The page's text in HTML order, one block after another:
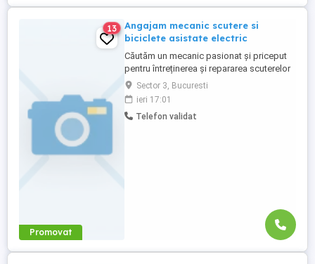
Promovat
13
Angajam mecanic scutere si
biciclete asistate electric
Căutăm un mecanic pasionat și priceput
pentru întreținerea și repararea scuterelor
și bicicletelor asistate electric. Cerințe:
Experiență în domeniu (avantaj, dar nu
obligatoriu dacă există dorință de
învățare) Cunoștințe de bază mecanică și
Sector 3, Bucuresti
ieri 17:01
Telefon validat